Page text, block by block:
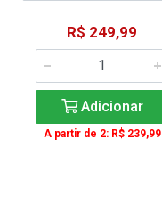
R$ 249,99
Adicionar
A partir de 2: R$ 239,99